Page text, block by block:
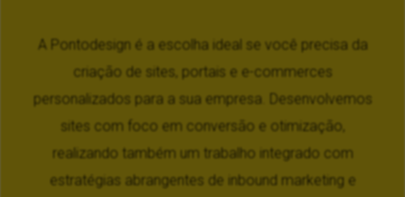
A Pontodesign é a escolha ideal se você precisa da
criação de sites, portais e e-commerces
personalizados para a sua empresa. Desenvolvemos
sites com foco em conversão e otimização,
realizando também um trabalho integrado com
estratégias abrangentes de inbound marketing e